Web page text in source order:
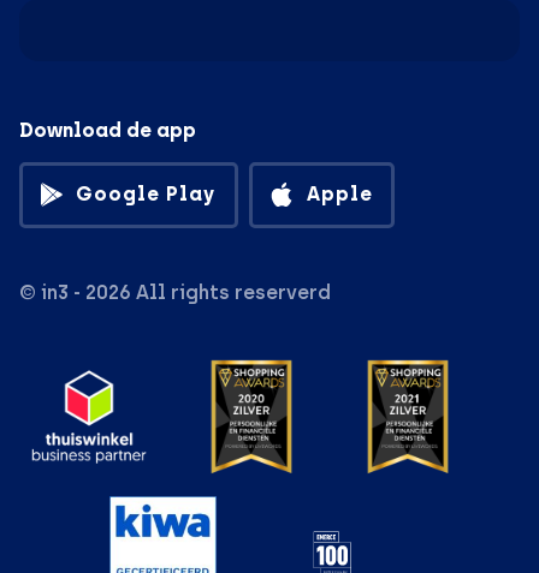
Download de app
Google Play Apple
© in3 - 2026 All rights reserverd